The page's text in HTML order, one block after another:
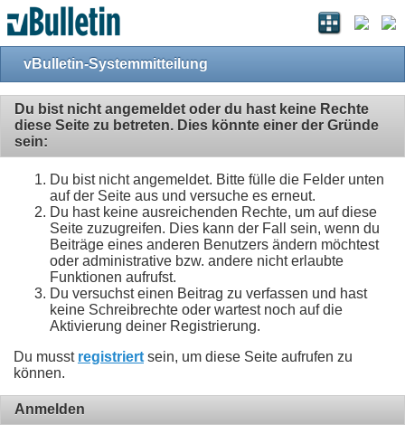
vBulletin-Systemmitteilung
Du bist nicht angemeldet oder du hast keine Rechte
diese Seite zu betreten. Dies könnte einer der Gründe
sein:
Du bist nicht angemeldet. Bitte fülle die Felder unten
auf der Seite aus und versuche es erneut.
Du hast keine ausreichenden Rechte, um auf diese
Seite zuzugreifen. Dies kann der Fall sein, wenn du
Beiträge eines anderen Benutzers ändern möchtest
oder administrative bzw. andere nicht erlaubte
Funktionen aufrufst.
Du versuchst einen Beitrag zu verfassen und hast
keine Schreibrechte oder wartest noch auf die
Aktivierung deiner Registrierung.
Du musst registriert sein, um diese Seite aufrufen zu
können.
Anmelden